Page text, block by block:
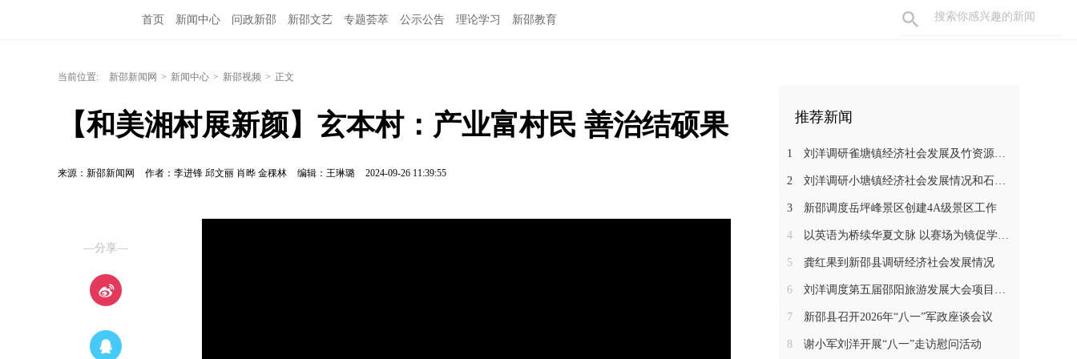
首页 新闻中心 问政新邵 新邵文艺 专题荟萃 公示公告 理论学习 新邵教育
当前位置: 新邵新闻网 > 新闻中心 > 新邵视频 > 正文
【和美湘村展新颜】玄本村：产业富村民 善治结硕果
来源：新邵新闻网 作者：李进锋 邱文丽 肖晔 金稞林 编辑：王琳璐 2024-09-26 11:39:55
—分享—
推荐新闻
1 刘洋调研雀塘镇经济社会发展及竹资源综合循环利用项目推进工作
2 刘洋调研小塘镇经济社会发展情况和石马江流域农文旅项目
3 新邵调度岳坪峰景区创建4A级景区工作
4 以英语为桥续华夏文脉 以赛场为镜促学子成长——新邵一中学子在省级 “用英语讲中国故事”大赛中斩获佳绩
5 龚红果到新邵县调研经济社会发展情况
6 刘洋调度第五届邵阳旅游发展大会项目建设工作
7 新邵县召开2026年“八一”军政座谈会议
8 谢小军刘洋开展“八一”走访慰问活动